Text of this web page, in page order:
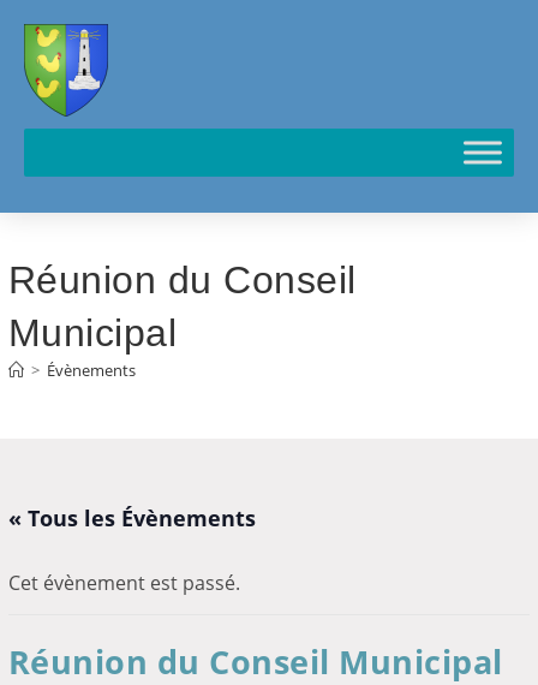
Réunion du Conseil
Municipal
> Évènements
« Tous les Évènements
Cet évènement est passé.
Réunion du Conseil Municipal